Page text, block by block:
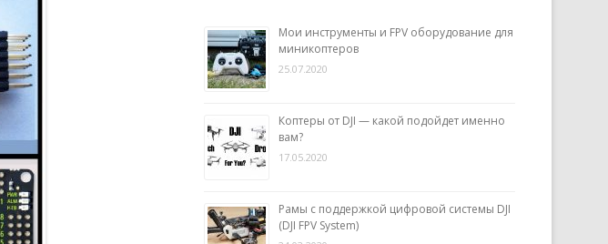
Мои инструменты и FPV оборудование для
миникоптеров
25.07.2020
Коптеры от DJI — какой подойдет именно
вам?
17.05.2020
Рамы с поддержкой цифровой системы DJI
(DJI FPV System)